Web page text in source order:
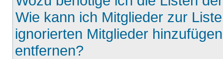
Wie kann ich Mitglieder zur
ignorierten Mitglieder
entfernen?